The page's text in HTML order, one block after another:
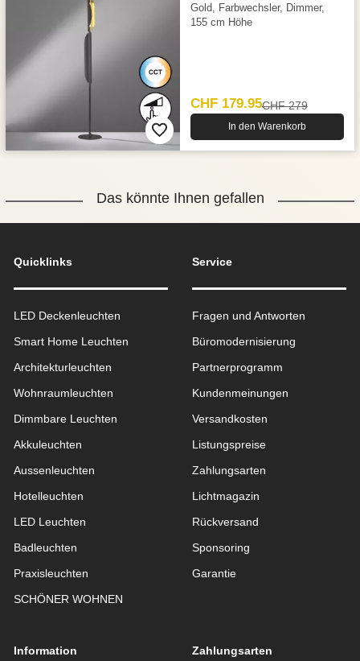
Gold, Farbwechsler, Dimmer,
155 cm Höhe
CHF 179.95CHF 279
In den Warenkorb
Das könnte Ihnen gefallen
Quicklinks
LED Deckenleuchten
Smart Home Leuchten
Architekturleuchten
Wohnraum­leuchten
Dimmbare Leuchten
Akkuleuchten
Aussen­leuchten
Hotelleuchten
LED Leuchten
Badleuchten
Praxisleuchten
SCHÖNER WOHNEN
Service
Fragen und Antworten
Büromodernisierung
Partnerprogramm
Kundenmeinungen
Versandkosten
Listungspreise
Zahlungsarten
Lichtmagazin
Rückversand
Sponsoring
Garantie
Information Zahlungsarten